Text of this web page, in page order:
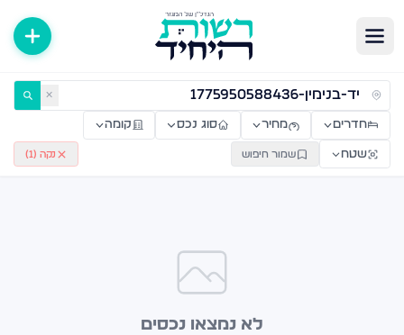
דירות למכירה ולהשכרה — רשות היחיד ✕
חדרים מחיר סוג נכס קומה
שטח שמור חיפוש נקה ( 1
)
לא נמצאו נכסים